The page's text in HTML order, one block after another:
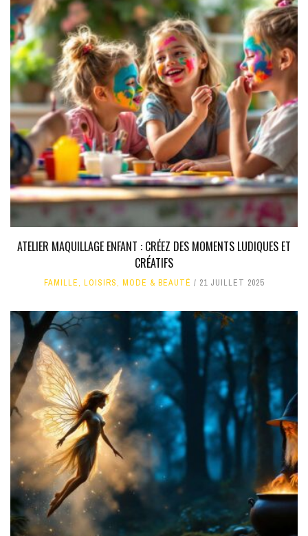
ATELIER MAQUILLAGE ENFANT : CRÉEZ DES MOMENTS LUDIQUES ET
CRÉATIFS
FAMILLE, LOISIRS, MODE & BEAUTÉ 21 JUILLET 2025